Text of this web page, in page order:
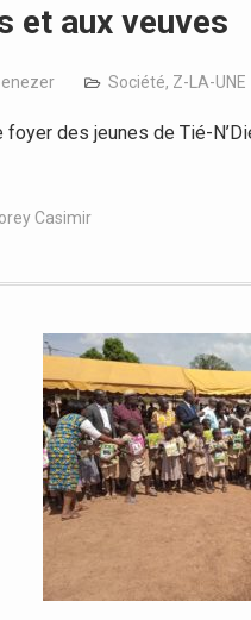
et aux veuves
Société, Z-LA-UNE
des jeunes de Tié-
Casimir